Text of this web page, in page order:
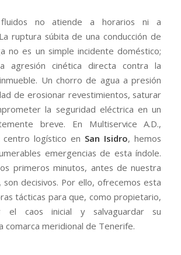
no atiende a horarios ni a
ruptura súbita de una conducción de
no es un simple incidente doméstico;
agresión cinética directa contra la
Un chorro de agua a presión
de erosionar revestimientos, saturar
la seguridad eléctrica en un
breve. En Multiservice A.D.,
logístico en San Isidro, hemos
emergencias de esta índole.
primeros minutos, antes de nuestra
son decisivos. Por ello, ofrecemos esta
tácticas para que, como propietario,
el caos inicial y salvaguardar su
comarca meridional de Tenerife.